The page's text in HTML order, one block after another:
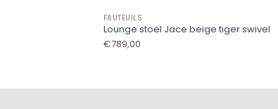
FAUTEUILS
Lounge stoel Jace beige tiger swivel
€789,00